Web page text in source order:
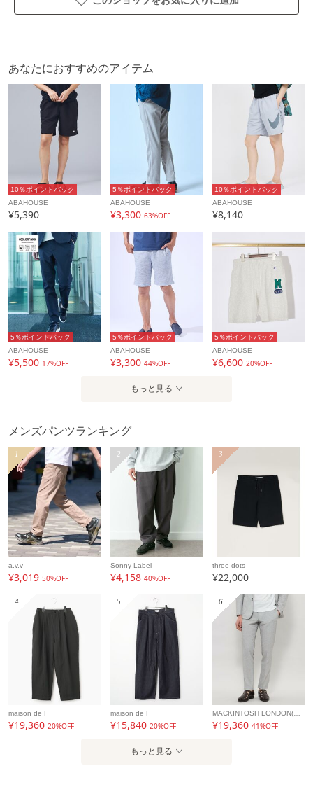
素材
本体：レーヨン72%、ナイロン24%、ポリウレタ
ン4%
製造国 詳細は下記よりお問い合わせください
ギフト
あなたにおすすめのアイテム
10％ポイントバック
ABAHOUSE
¥5,390
5％ポイントバック
ABAHOUSE
¥3,300 63%OFF
10％ポイントバック
ABAHOUSE
¥8,140
5％ポイントバック
ABAHOUSE
¥5,500 17%OFF
5％ポイントバック
ABAHOUSE
¥3,300 44%OFF
5％ポイントバック
ABAHOUSE
¥6,600 20%OFF
もっと見る
メンズパンツランキング
1
a.v.v
¥3,019 50%OFF
2
Sonny Label
¥4,15840%OFF
3
three dots
¥22,000
4
maison de F
¥19,360 20%OFF
5
maison de F
¥15,84020%OFF
6
MACKINTOSH LONDON(MENS)
¥19,36041%OFF
もっと見る